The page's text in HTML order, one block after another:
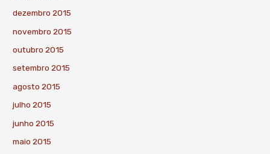
dezembro 2015
novembro 2015
outubro 2015
setembro 2015
agosto 2015
julho 2015
junho 2015
maio 2015